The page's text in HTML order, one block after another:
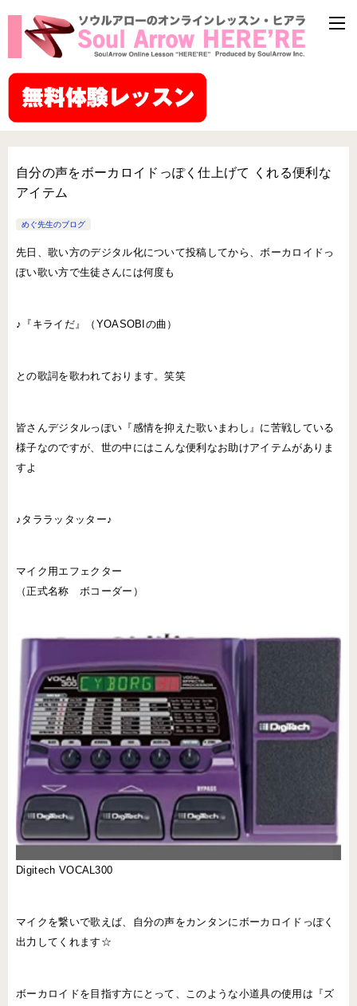
自分の声をボーカロイドっぽく仕上げて くれる便利な
アイテム
めぐ先生のブログ
先日、歌い方のデジタル化について投稿してから、ボーカロイドっ
ぽい歌い方で生徒さんには何度も
♪『キライだ』（YOASOBIの曲）
との歌詞を歌われております。笑笑
皆さんデジタルっぽい『感情を抑えた歌いまわし』に苦戦している
様子なのですが、世の中にはこんな便利なお助けアイテムがありま
すよ
♪タララッタッター♪
マイク用エフェクター
（正式名称 ボコーダー）
Digitech VOCAL300
マイクを繋いで歌えば、自分の声をカンタンにボーカロイドっぽく
出力してくれます☆
ボーカロイドを目指す方にとって、このような小道具の使用は『ズ